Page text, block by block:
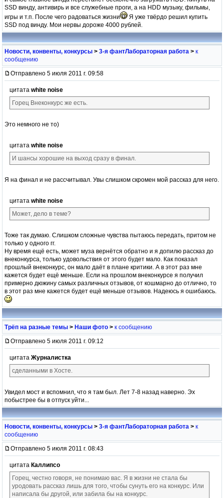
SSD винду, антивирь и все служебные проги, а на HDD музыку, фильмы,
игры и т.п. После чего радоваться жизни
Я уже твёрдо решил купить
SSD под винду. Мои нервы дороже 4000 рублей.
Новости, конвенты, конкурсы > 3-я фантЛабораторная работа > к
сообщению
Отправлено 5 июля 2011 г. 09:58
цитата white noise
Горец Внеконкурс же есть.
Это немного не то)
цитата white noise
И шансы хорошие на выход сразу в финал.
Я на финал и не рассчитывал. Увы слишком скромен мой рассказ для него.
цитата white noise
Может, дело в теме?
Тоже так думаю. Слишком сложные чувства пытаюсь передать, притом не
только у одного гг.
Ну время ещё есть, может муза вернётся обратно и я допилю рассказ до
внеконкурса, только удовольствия от этого будет мало. Как показал
прошлый внеконкурс, он мало даёт в плане критики. А в этот раз мне
кажется будет ещё меньше. Если на прошлом внеконкурсе я получил
примерно дюжину самых различных отзывов, от кошмарно до отлично, то
в этот раз мне кажется будет ещё меньше отзывов. Надеюсь я ошибаюсь.
Трёп на разные темы > Наши фото > к сообщению
Отправлено 5 июля 2011 г. 09:12
цитата Журналистка
сделанными в Хосте.
Увидел мост и вспомнил, что я там был. Лет 7-8 назад наверно. Эх
побыстрее бы в отпуск уйти...
Новости, конвенты, конкурсы > 3-я фантЛабораторная работа > к
сообщению
Отправлено 5 июля 2011 г. 08:43
цитата Каллипсо
Горец, честно говоря, не понимаю вас. Я в жизни не стала бы
уродовать рассказ лишь для того, чтобы сунуть его на конкурс. Или
написала бы другой, или забила бы на конкурс.